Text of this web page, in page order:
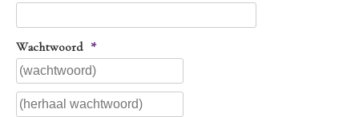
Wachtwoord *
Wachtwoord